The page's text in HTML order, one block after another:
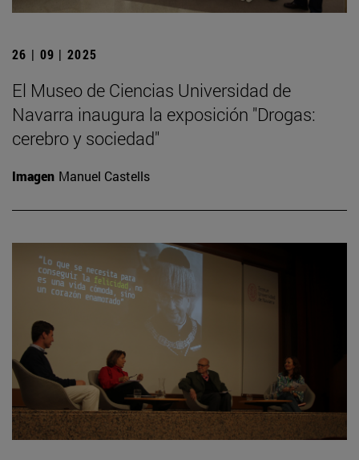
26 | 09 | 2025
El Museo de Ciencias Universidad de
Navarra inaugura la exposición "Drogas:
cerebro y sociedad"
Imagen Manuel Castells